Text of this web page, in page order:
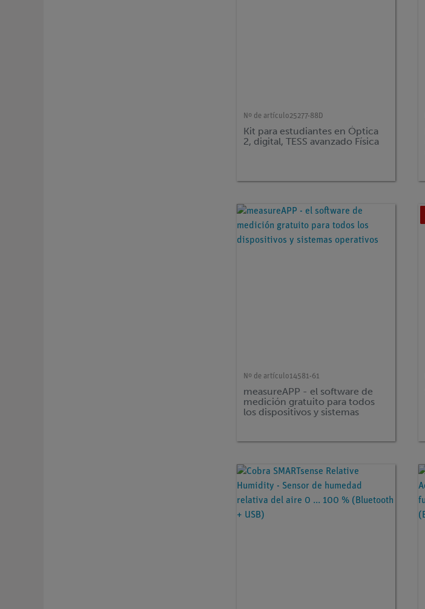
Nº de artículo25277-88D
Kit para estudiantes en Óptica
2, digital, TESS avanzado Física
Nº de artículo14581-61
measureAPP - el software de
medición gratuito para todos
los dispositivos y sistemas